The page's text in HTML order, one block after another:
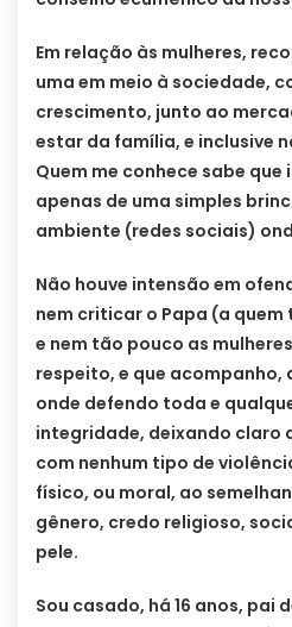
Em relação às mulheres,
uma em meio à sociedade,
crescimento, junto ao
estar da família, e inclusive
Quem me conhece sabe que
apenas de uma simples
ambiente (redes sociais)
Não houve intensão em
nem criticar o Papa (a
e nem tão pouco as
respeito, e que acompanho,
onde defendo toda e
integridade, deixando claro
com nenhum tipo de
físico, ou moral, ao
gênero, credo religioso,
pele.
Sou casado, há 16 anos, pai